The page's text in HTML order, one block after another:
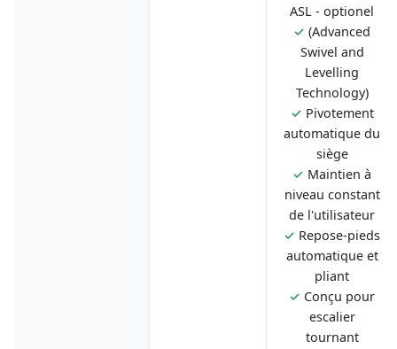
ASL - optionel
✓ (Advanced
Swivel and
Levelling
Technology)
✓ Pivotement
automatique du
siège
✓ Maintien à
niveau constant
de l'utilisateur
✓ Repose-pieds
automatique et
pliant
✓ Conçu pour
escalier
tournant